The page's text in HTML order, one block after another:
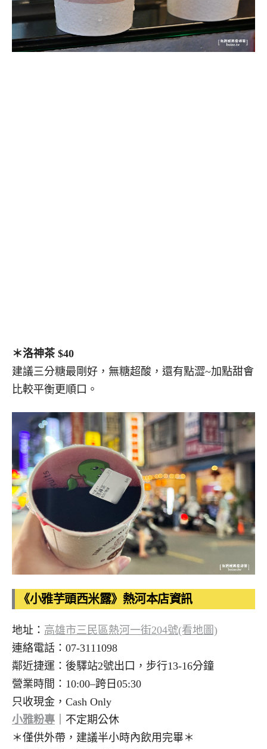
＊洛神茶 $40
建議三分糖最剛好，無糖超酸，還有點澀~加點甜會
比較平衡更順口。
《小雅芋頭西米露》熱河本店資訊
地址： 高雄市三民區熱河一街204號(看地圖)
連絡電話：07-3111098
鄰近捷運：後驛站2號出口，步行13-16分鐘
營業時間：10:00–跨日05:30
只收現金，Cash Only
小雅粉專 ｜不定期公休
＊僅供外帶，建議半小時內飲用完畢＊